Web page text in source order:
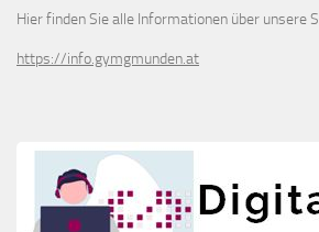
Hier finden Sie alle Informationen über unsere
https://info.gymgmunden.at